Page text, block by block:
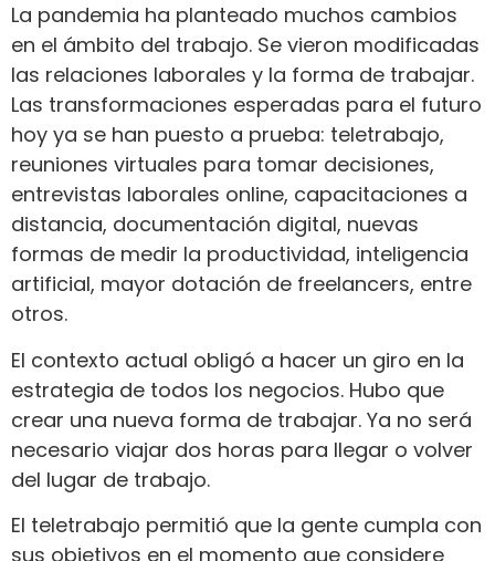
La pandemia ha planteado muchos cambios
en el ámbito del trabajo. Se vieron modificadas
las relaciones laborales y la forma de trabajar.
Las transformaciones esperadas para el futuro
hoy ya se han puesto a prueba: teletrabajo,
reuniones virtuales para tomar decisiones,
entrevistas laborales online, capacitaciones a
distancia, documentación digital, nuevas
formas de medir la productividad, inteligencia
artificial, mayor dotación de freelancers, entre
otros.
El contexto actual obligó a hacer un giro en la
estrategia de todos los negocios. Hubo que
crear una nueva forma de trabajar. Ya no será
necesario viajar dos horas para llegar o volver
del lugar de trabajo.
El teletrabajo permitió que la gente cumpla con
sus objetivos en el momento que considere